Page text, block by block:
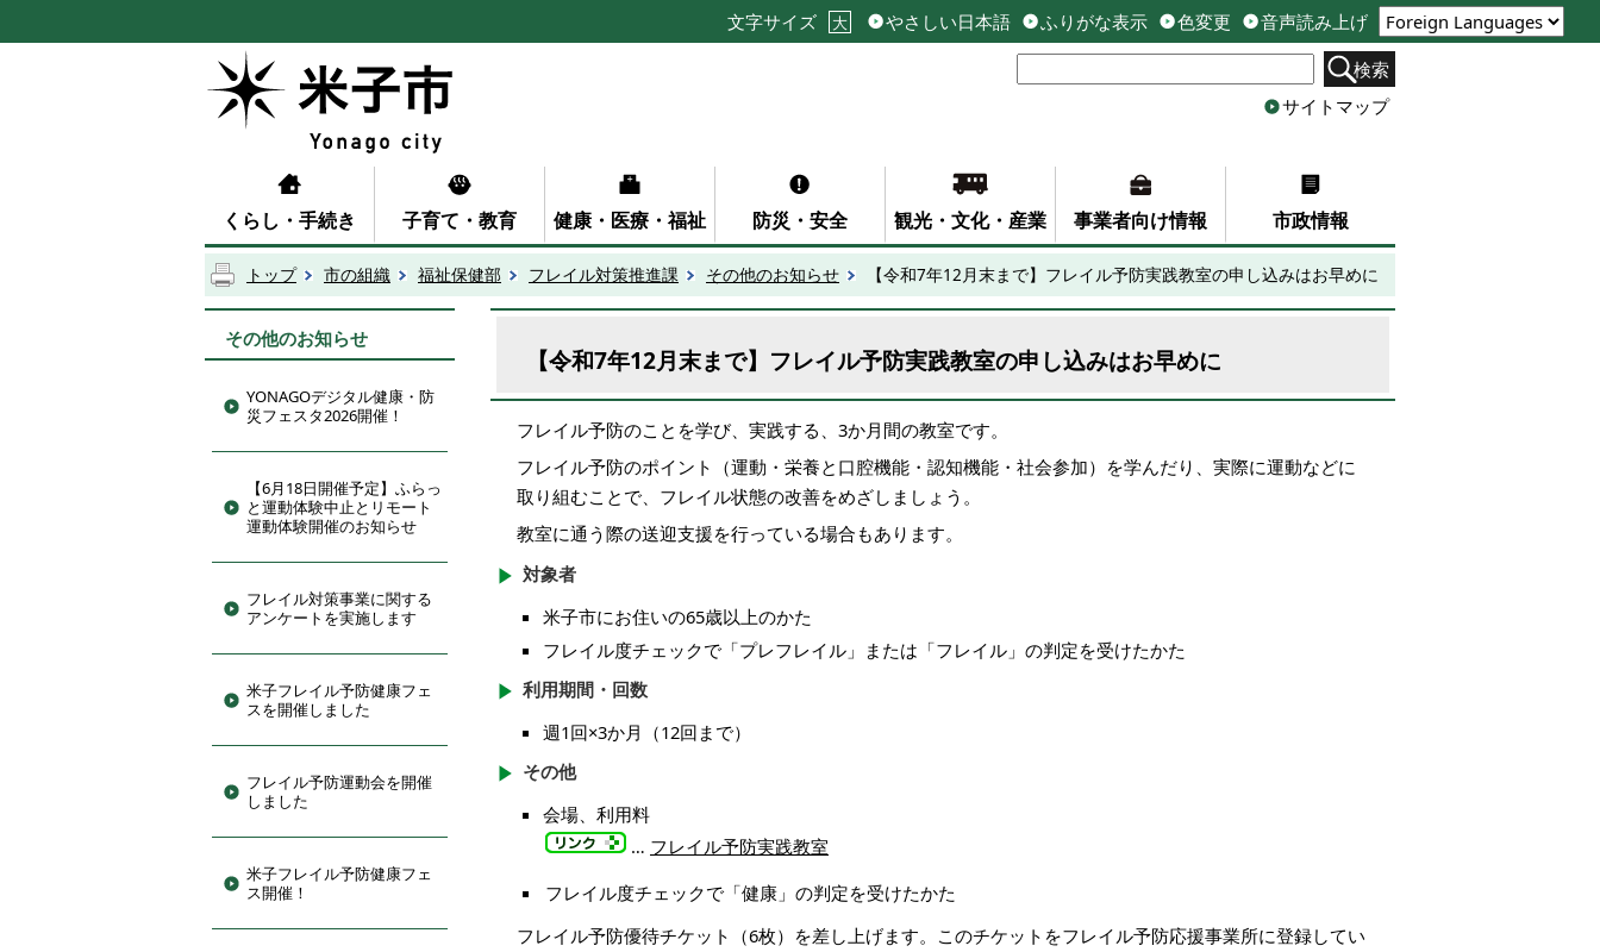
文字サイズ 大 やさしい日本語 ふりがな表示 色変更
音声読み上げ
検索
サイトマップ
くらし・手続き 子育て・教育 健康・医療・福祉 防災・安全 観光・文化・産業 事業者向け情報 市政情報
トップ 市の組織 福祉保健部 フレイル対策推進課 その他のお知らせ 【令和7年12月末まで】フレイル予防実践教室の申し込みはお早めに
その他のお知らせ
YONAGOデジタル健康・防
災フェスタ2026開催！
【6月18日開催予定】ふらっ
と運動体験中止とリモート
運動体験開催のお知らせ
フレイル対策事業に関する
アンケートを実施します
米子フレイル予防健康フェ
スを開催しました
フレイル予防運動会を開催
しました
米子フレイル予防健康フェ
ス開催！
【令和7年12月末まで】フレイル予防実践教室の申し込みはお早めに
フレイル予防のことを学び、実践する、3か月間の教室です。
フレイル予防のポイント（運動・栄養と口腔機能・認知機能・社会参加）を学んだり、実際に運動などに
取り組むことで、フレイル状態の改善をめざしましょう。
教室に通う際の送迎支援を行っている場合もあります。
対象者
米子市にお住いの65歳以上のかた
フレイル度チェックで「プレフレイル」または「フレイル」の判定を受けたかた
利用期間・回数
週1回×3か月（12回まで）
その他
会場、利用料
… フレイル予防実践教室
フレイル度チェックで「健康」の判定を受けたかた
フレイル予防優待チケット（6枚）を差し上げます。このチケットをフレイル予防応援事業所に登録してい